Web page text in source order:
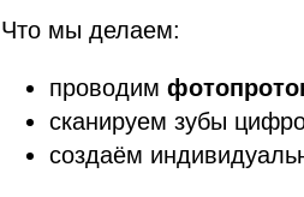
Что мы делаем:
проводим
сканируем зубы
создаём